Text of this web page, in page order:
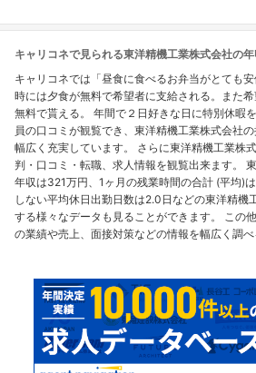
キャリコネで見られる東洋精機工業株式会社の
キャリコネでは「昼食に食べるお弁当がとても
時には夕食が無料で希望者に支給される。また
無料で貰える。 年間で２日好きな日に特別休暇
員の口コミが観覧でき、東洋精機工業株式会社
幅広く充実しています。 さらに東洋精機工業株
判・口コミ・転職、求人情報を観覧出来ます。
年収は321万円、1ヶ月の残業時間の合計 (平均)
しない平均休日出勤日数は2.0日などの東洋精機
する様々なデータも見ることができます。 この
の業績や売上、面接対策などの情報を幅広く調べ